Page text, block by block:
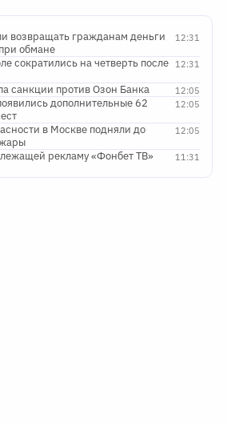
12:31
возвращать гражданам деньги
обмане
12:31
сократились на четверть после
12:05
санкции против Озон Банка
12:05
дополнительные 62
12:05
в Москве подняли до
11:31
рекламу «Фонбет ТВ»